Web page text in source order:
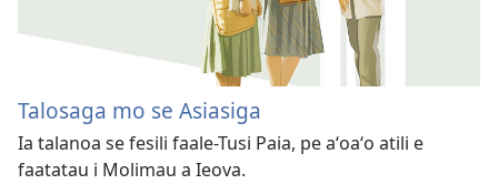
Talosaga mo se Asiasiga
Ia talanoa se fesili faale-Tusi Paia, pe aʻoaʻo atili e
faatatau i Molimau a Ieova.